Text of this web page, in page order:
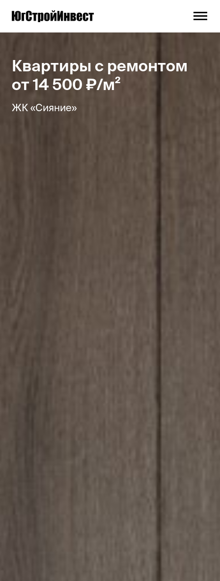
Квартиры с ремонтом
от 14 500 ₽/м²
ЖК «Сияние»